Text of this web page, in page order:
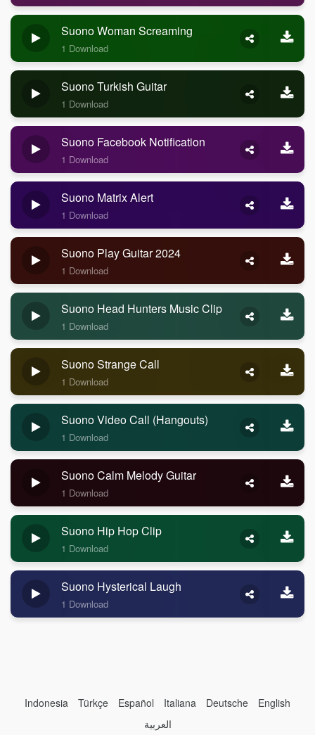
Suono Woman Screaming
1 Download
Suono Turkish Guitar
1 Download
Suono Facebook Notification
1 Download
Suono Matrix Alert
1 Download
Suono Play Guitar 2024
1 Download
Suono Head Hunters Music Clip
1 Download
Suono Strange Call
1 Download
Suono Video Call (Hangouts)
1 Download
Suono Calm Melody Guitar
1 Download
Suono Hip Hop Clip
1 Download
Suono Hysterical Laugh
1 Download
Indonesia Türkçe Español Italiana Deutsche
English
العربية